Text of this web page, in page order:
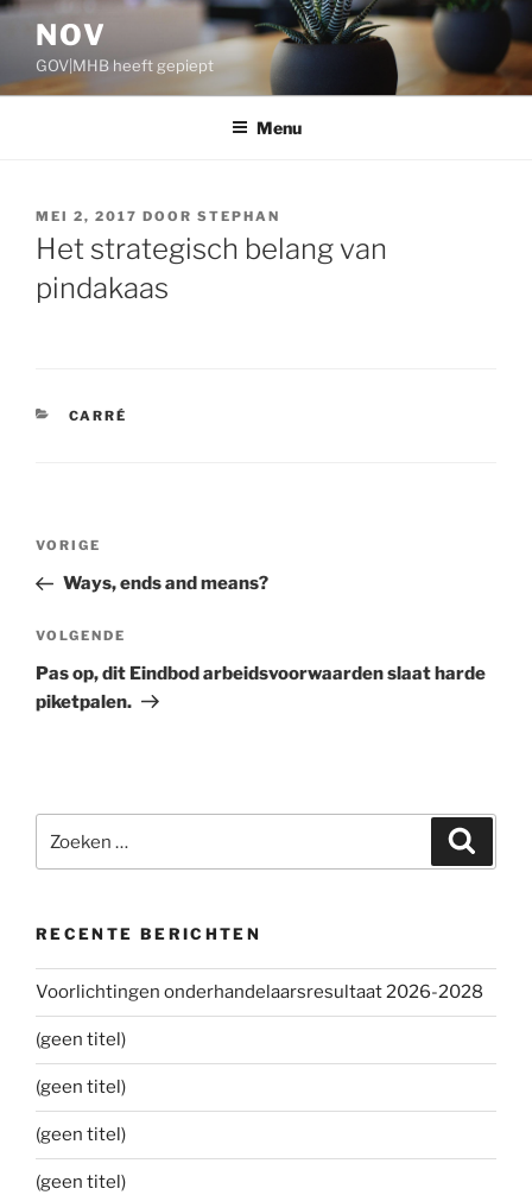
Ga
inhoud
NOV
GOV|MHB heeft gepiept
Menu
GEPLAATST
OP
MEI 2, 2017 DOOR STEPHAN
Het strategisch belang van
pindakaas
CATEGORIEËN
CARRÉ
Bericht
Vorig
bericht
VORIGE
Ways, ends and means?
Volgend
bericht
VOLGENDE
Pas op, dit Eindbod arbeidsvoorwaarden slaat harde
piketpalen.
naar:
RECENTE BERICHTEN
Voorlichtingen onderhandelaarsresultaat 2026-2028
(geen titel)
(geen titel)
(geen titel)
(geen titel)